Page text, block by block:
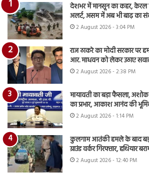
देशभर में मानसून का कहर, केरल
अलर्ट, असम में अब भी बाढ़ का
2 August 2026 - 3:04 PM
राज ठाकरे का मोदी सरकार
आर. माधवन को लेकर उठाए
2 August 2026 - 2:38 PM
मायावती का बड़ा फैसला, अशोक
का प्रभार, आकाश आनंद की
2 August 2026 - 1:14 PM
कुलगाम आतंकी हमले के बाद
ग्राउंड वर्कर गिरफ्तार, हथियार
2 August 2026 - 12:40 PM